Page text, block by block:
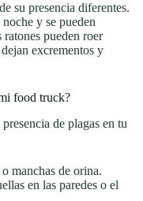
su presencia diferentes.
y se pueden
ratones pueden roer
excrementos y
food truck?
de plagas en tu
manchas de orina.
en las paredes o el